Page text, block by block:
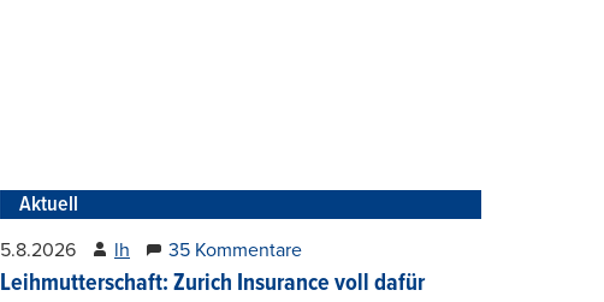
Aktuell
5.8.2026 lh 35 Kommentare
Leihmutterschaft: Zurich Insurance voll dafür